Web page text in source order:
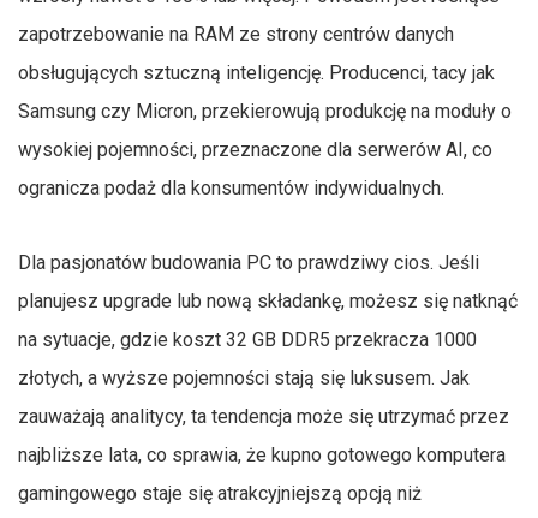
zapotrzebowanie na RAM ze strony centrów danych
obsługujących sztuczną inteligencję. Producenci, tacy jak
Samsung czy Micron, przekierowują produkcję na moduły o
wysokiej pojemności, przeznaczone dla serwerów AI, co
ogranicza podaż dla konsumentów indywidualnych.
Dla pasjonatów budowania PC to prawdziwy cios. Jeśli
planujesz upgrade lub nową składankę, możesz się natknąć
na sytuacje, gdzie koszt 32 GB DDR5 przekracza 1000
złotych, a wyższe pojemności stają się luksusem. Jak
zauważają analitycy, ta tendencja może się utrzymać przez
najbliższe lata, co sprawia, że kupno gotowego komputera
gamingowego staje się atrakcyjniejszą opcją niż